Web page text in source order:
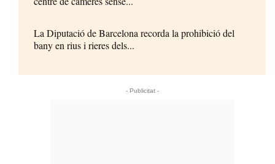
La Diputació de Barcelona recorda la prohibició del
bany en rius i rieres dels...
- Publicitat -